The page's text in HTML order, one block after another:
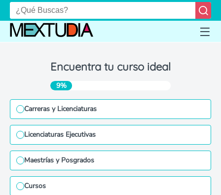
Encuentra tu curso ideal
9%
Carreras y Licenciaturas
Licenciaturas Ejecutivas
Maestrías y Posgrados
Cursos